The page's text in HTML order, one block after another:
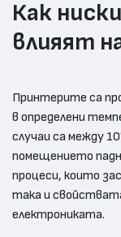
Как
влияят
Принтерите са
в определени
случаи са между
помещението
процеси, които
така и
електрониката.